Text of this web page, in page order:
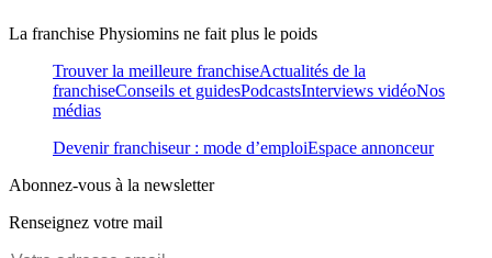
La franchise Physiomins ne fait plus le poids
Trouver la meilleure franchiseActualités de la
franchiseConseils et guidesPodcastsInterviews vidéoNos
médias
Devenir franchiseur : mode d’emploiEspace annonceur
Abonnez-vous à la newsletter
Renseignez votre mail